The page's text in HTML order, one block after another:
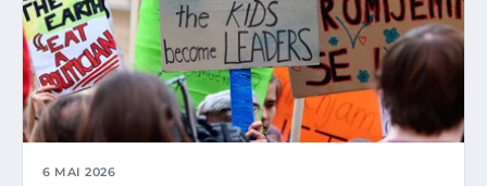
6 MAI 2026